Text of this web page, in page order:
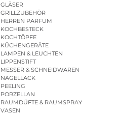
GLÄSER
GRILLZUBEHÖR
HERREN PARFUM
KOCHBESTECK
KOCHTÖPFE
KÜCHENGERÄTE
LAMPEN & LEUCHTEN
LIPPENSTIFT
MESSER & SCHNEIDWAREN
NAGELLACK
PEELING
PORZELLAN
RAUMDÜFTE & RAUMSPRAY
VASEN